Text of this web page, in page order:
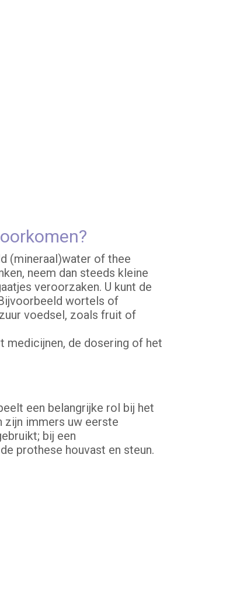
(mineraal)water of thee
neem dan steeds kleine
veroorzaken. U kunt de
wortels of
voedsel, zoals fruit of
medicijnen, de dosering of het
een belangrijke rol bij het
zijn immers uw eerste
bij een
prothese houvast en steun.